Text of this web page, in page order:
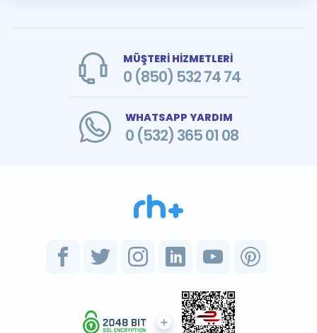
MÜŞTERİ HİZMETLERİ
0 (850) 532 74 74
WHATSAPP YARDIM
0 (532) 365 01 08